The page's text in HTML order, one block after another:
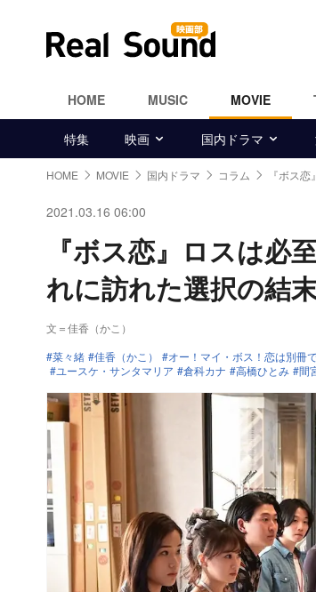
HOME MUSIC MOVIE
特集 映画 国内ドラマ
HOME MOVIE 国内ドラマ コラム 『ボス
2021.03.16 06:00
『ボス恋』ロスは
れに訪れた選択の結
文＝佳香（かこ）
菜々緒
佳香（かこ） オー！マイ・ボス！恋は別冊
ユースケ・サンタマリア
倉科カナ 高橋ひとみ 間